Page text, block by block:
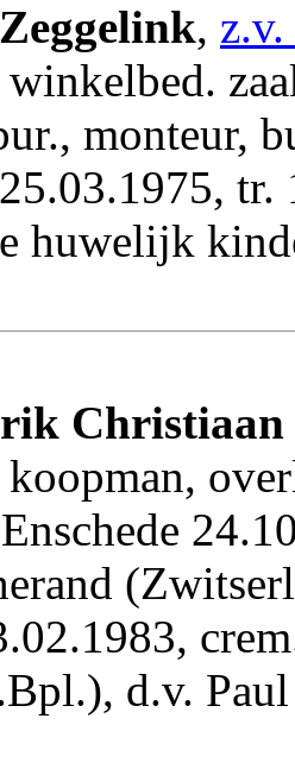
,
monteur,
huwelijk
Christiaan
d.v.